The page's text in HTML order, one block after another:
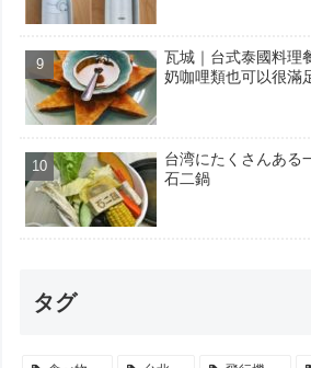
瓦城｜台式泰國料理
奶咖哩類也可以很滿
台湾にたくさんある
石二鍋
タグ